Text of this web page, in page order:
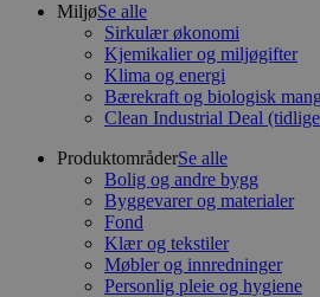
MiljøSe alle
Sirkulær økonomi
Kjemikalier og miljøgifter
Klima og energi
Bærekraft og biologisk
Clean Industrial Deal
ProduktområderSe alle
Bolig og andre bygg
Byggevarer og materialer
Fond
Klær og tekstiler
Møbler og innredninger
Personlig pleie og hygiene